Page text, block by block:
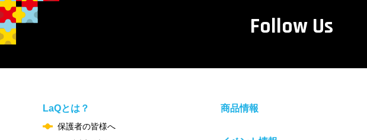
Follow Us
LaQとは？
保護者の皆様へ
商品情報